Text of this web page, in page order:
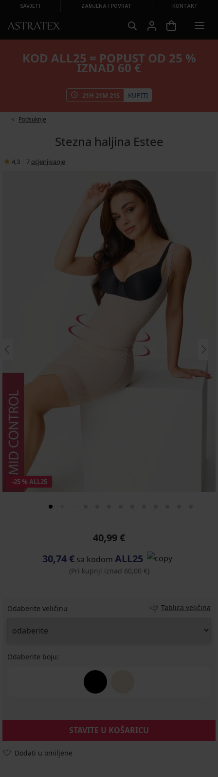
SAVJETI ZAMJENA I POVRAT KONTAKT
KOD ALL25 = POPUST OD 25 %
IZNAD 60 €
21H 21M 20S KUPITI
Podsuknje
Stezna haljina Estee
4,3 7 ocjenjivanje
-25 % ALL25
40,99 €
30,74 €sa kodom ALL25
(Pri kupnji iznad 60,00 €)
Odaberite veličinu Tablica veličina
Odaberite boju:
STAVITE U KOŠARICU
Dodati u omiljene